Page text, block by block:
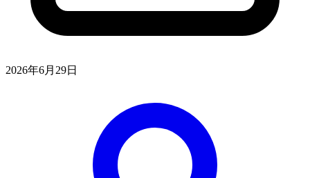
2026年6月29日